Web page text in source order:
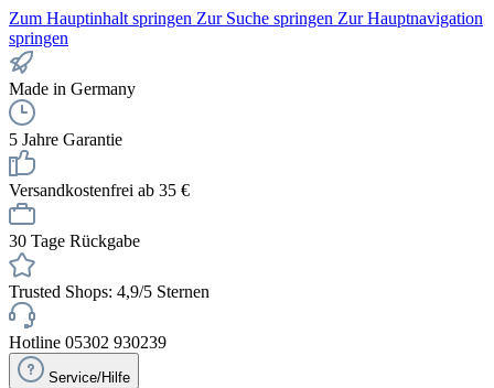
Zum Hauptinhalt springen Zur Suche springen Zur Hauptnavigation
springen
Made in Germany
5 Jahre Garantie
Versandkostenfrei ab 35 €
30 Tage Rückgabe
Trusted Shops: 4,9/5 Sternen
Hotline 05302 930239
Service/Hilfe